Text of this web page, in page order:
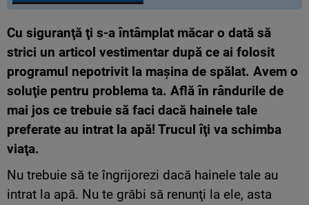
Cu siguranţă ţi s-a întâmplat măcar o dată să
strici un articol vestimentar după ce ai folosit
programul nepotrivit la maşina de spălat. Avem o
soluţie pentru problema ta. Află în rândurile de
mai jos ce trebuie să faci dacă hainele tale
preferate au intrat la apă! Trucul îţi va schimba
viaţa.
Nu trebuie să te îngrijorezi dacă hainele tale au
intrat la apă. Nu te grăbi să renunţi la ele, asta